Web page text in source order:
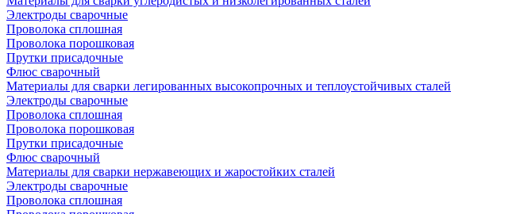
Электроды сварочные
Проволока сплошная
Проволока порошковая
Прутки присадочные
Флюс сварочный
Материалы для сварки легированных высокопрочных и теплоустойчивых сталей
Электроды сварочные
Проволока сплошная
Проволока порошковая
Прутки присадочные
Флюс сварочный
Материалы для сварки нержавеющих и жаростойких сталей
Электроды сварочные
Проволока сплошная